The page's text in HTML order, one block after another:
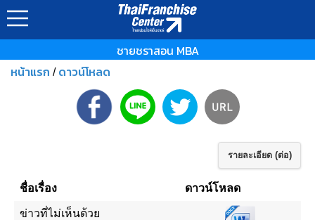
ชายชราสอน MBA
หน้าแรก / ดาวน์โหลด
รายละเอียด (ต่อ)
ชื่อเรื่อง ดาวน์โหลด
ข่าวที่ไม่เห็นด้วย